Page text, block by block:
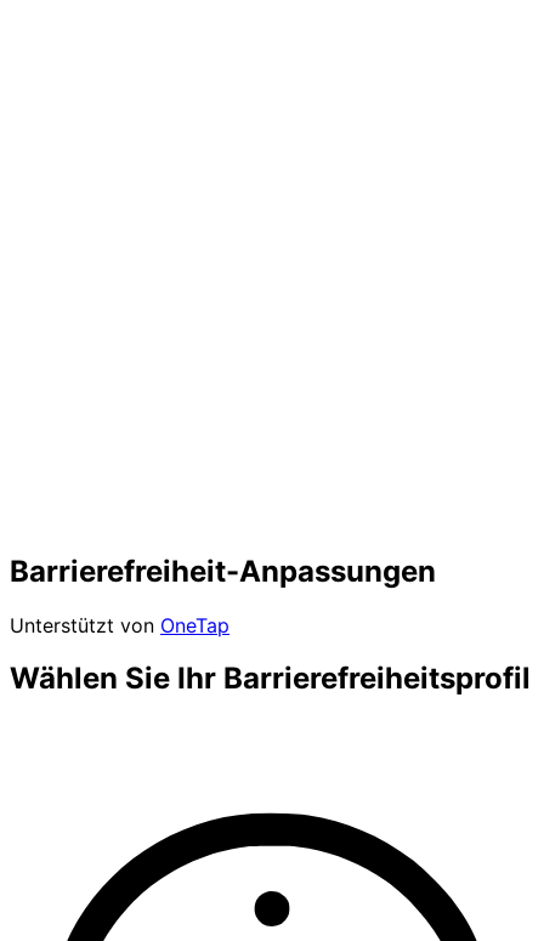
Barrierefreiheit-Anpassungen
Unterstützt von OneTap
Wählen Sie Ihr Barrierefreiheitsprofil